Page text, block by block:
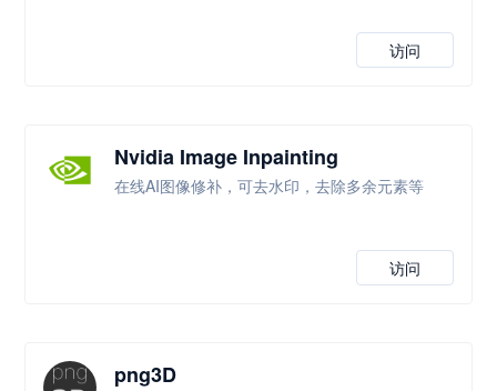
访问
Nvidia Image Inpainting
在线AI图像修补，可去水印，去除多余元素等
访问
png3D